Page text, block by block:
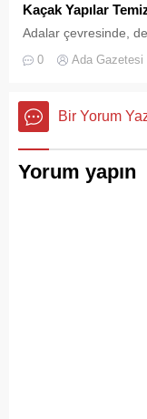
Kaçak Yapılar
Adalar çevresinde,
çevre kirliliğine neden
geniş çaplı bir temizlik
denetim operasyonu
0 Ada Gazetesi
Bir Yorum
Yorum yapın